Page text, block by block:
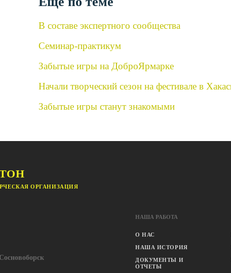
В составе экспертного сообщества
Семинар-практикум
Забытые игры на ДоброЯрмарке
Начали творческий сезон на фестивале в
Забытые игры станут знакомыми
ОРГАНИЗАЦИЯ
НАША РАБОТА
О НАС
НАША ИСТОРИЯ
ДОКУМЕНТЫ И
ОТЧЕТЫ